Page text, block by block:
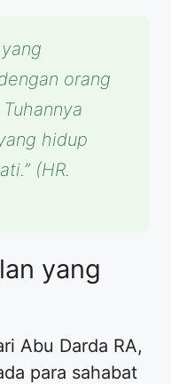
orang
hidup
(HR.
yang
Abu Darda RA,
para sahabat